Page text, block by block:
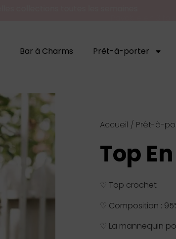
Bar à Charms Prêt-à-porter
Accueil / Prêt-à-
Top
♡ Top crochet
♡ Composition :
♡ La mannequin